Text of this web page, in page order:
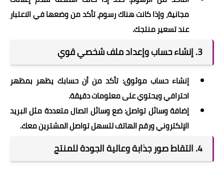
مجانية، وإذا كانت هناك رسوم، تأكد من وضعها في الاعتبار
عند تسعير منتجك.
3. إنشاء حساب وإعداد ملف شخصي قوي
إنشاء حساب موثوق: تأكد من أن حسابك يظهر بمظهر
احترافي ويحتوي على معلومات دقيقة.
إضافة وسائل تواصل: ضع وسائل اتصال متعددة مثل البريد
الإلكتروني ورقم الهاتف لتسهل تواصل المشترين معك.
4. التقاط صور جذابة وعالية الجودة للمنتج